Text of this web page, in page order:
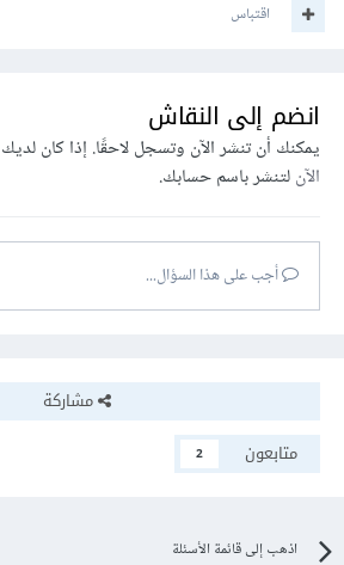
اقتباس
انضم إلى النقاش
يمكنك أن تنشر الآن وتسجل لاحقًا. إذا كان
الآنلتنشر باسم حسابك.
أجب على هذا السؤال...
مشاركة
متابعون
2
اذهب إلى قائمة الأسئلة